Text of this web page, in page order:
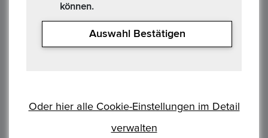
AUSTRALIEN. Kookaburra 1 Dollar Prägejahr: 1997 Gewicht:
31,1g Material: 999/1.000 Silber Erhaltung: ss./vzgl. in Kapsel
können.
Auswahl Bestätigen
Oder hier alle Cookie-Einstellungen im Detail
verwalten